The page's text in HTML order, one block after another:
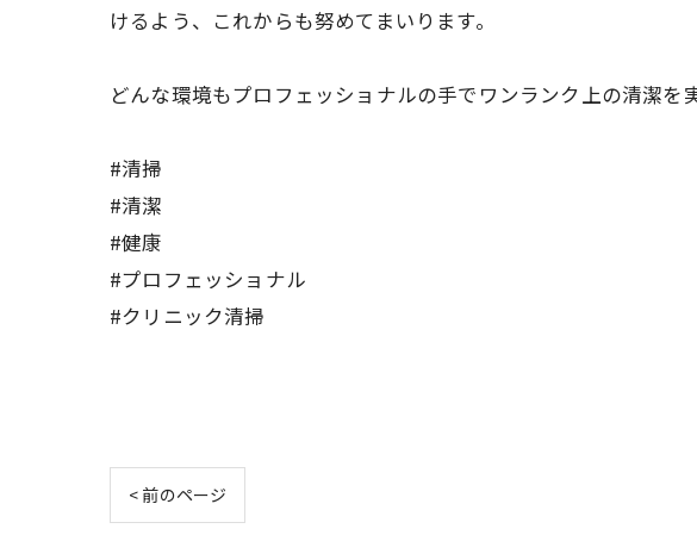
けるよう、これからも努めてまいります。
どんな環境もプロフェッショナルの手でワンランク上の清潔を
#清掃
#清潔
#健康
#プロフェッショナル
#クリニック清掃
< 前のページ